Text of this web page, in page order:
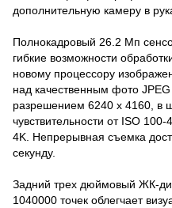
дополнительную камеру в
Полнокадровый 26.2 Мп
гибкие возможности
новому процессору
над качественным фото
разрешением 6240 x 4160, в
чувствительности от ISO
4K. Непрерывная съемка
секунду.
Задний трех дюймовый ЖК-
1040000 точек облегчает